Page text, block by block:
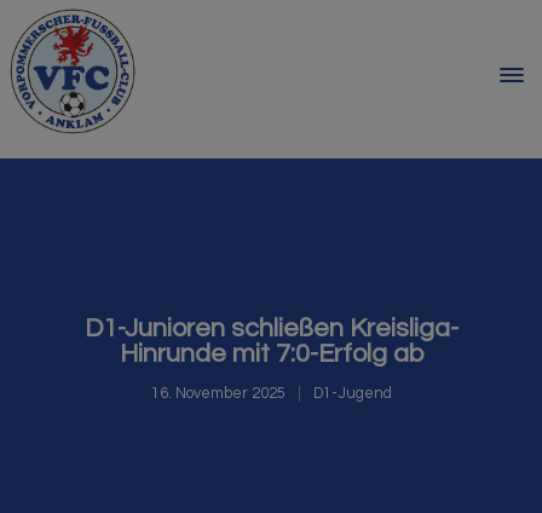
D1-Junioren schließen Kreisliga-
Hinrunde mit 7:0-Erfolg ab
16. November 2025 D1-Jugend